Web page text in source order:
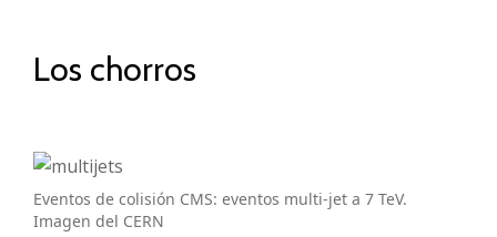
Los chorros
Eventos de colisión CMS: eventos multi-jet a 7 TeV.
Imagen del CERN